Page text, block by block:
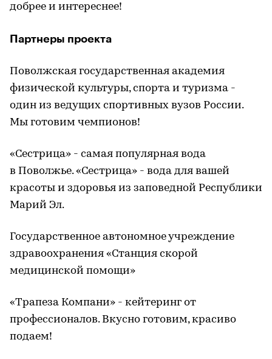
добрее и интереснее!
Партнеры проекта
Поволжская государственная академия
физической культуры, спорта и туризма -
один из ведущих спортивных вузов России.
Мы готовим чемпионов!
«Сестрица» - самая популярная вода
в Поволжье. «Сестрица» - вода для вашей
красоты и здоровья из заповедной Республики
Марий Эл.
Государственное автономное учреждение
здравоохранения «Станция скорой
медицинской помощи»
«Трапеза Компани» - кейтеринг от
профессионалов. Вкусно готовим, красиво
подаем!